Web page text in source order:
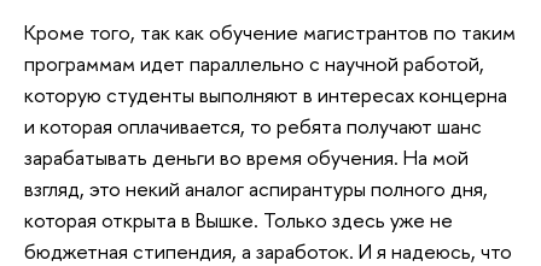
Кроме того, так как обучение магистрантов по таким
программам идет параллельно с научной работой,
которую студенты выполняют в интересах концерна
и которая оплачивается, то ребята получают шанс
зарабатывать деньги во время обучения. На мой
взгляд, это некий аналог аспирантуры полного дня,
которая открыта в Вышке. Только здесь уже не
бюджетная стипендия, а заработок. И я надеюсь, что